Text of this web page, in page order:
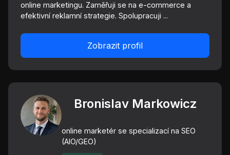
online marketingu. Zaměřuji se na e-commerce a
efektivní reklamní strategie. Spolupracuji ...
Zobrazit profil
Bronislav Markowicz
online marketér se specializací na SEO
(AIO/GEO)